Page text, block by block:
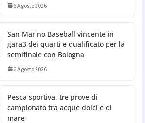
6 Agosto 2026
San Marino Baseball vincente in
gara3 dei quarti e qualificato per la
semifinale con Bologna
6 Agosto 2026
Pesca sportiva, tre prove di
campionato tra acque dolci e di
mare